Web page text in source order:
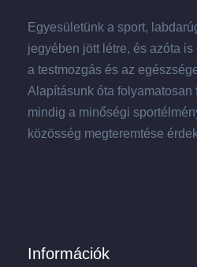
Egyesületünk a sport,
jegyében jött létre, és azóta
a testmozgás és az
Alapításunk óta
mindig a minőségi
közösség megteremtése
Információk